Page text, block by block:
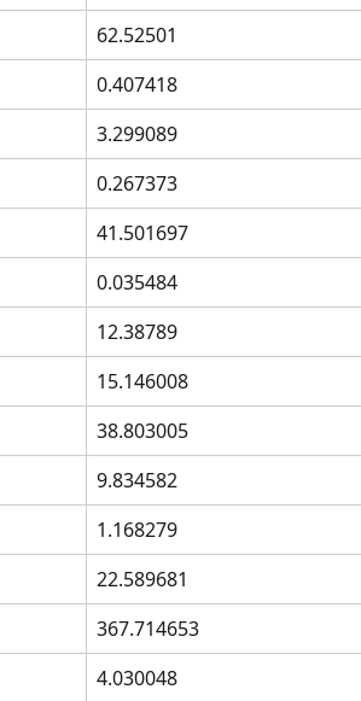
62.52501
0.407418
3.299089
0.267373
41.501697
0.035484
12.38789
15.146008
38.803005
9.834582
1.168279
22.589681
367.714653
4.030048